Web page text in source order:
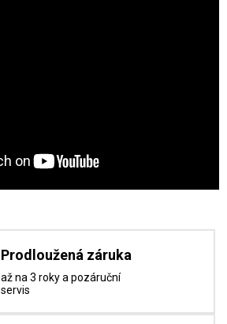
Prodloužená záruka
až na 3 roky a pozáruční
servis